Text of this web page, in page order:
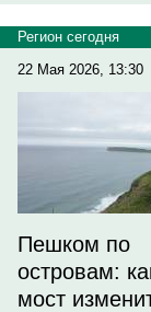
Регион сегодня
22 Мая 2026, 13:30
Пешком по
островам:
мост